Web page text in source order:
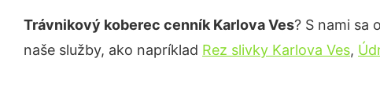
Trávnikový koberec cenník Karlova Ves? S nami sa
naše služby, ako napríklad Rez slivky Karlova Ves,